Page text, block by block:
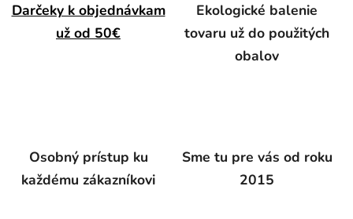
Darčeky k objednávkam
už od 50€
Ekologické balenie
tovaru už do použitých
obalov
Osobný prístup ku
každému zákazníkovi
Sme tu pre vás od roku
2015